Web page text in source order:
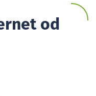
od